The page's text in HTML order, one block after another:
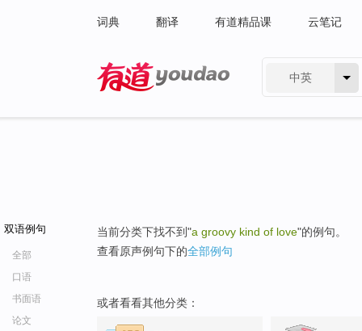
词典 翻译 有道精品课 云笔记
中英
双语例句
全部
口语
书面语
论文
当前分类下找不到"a groovy kind of love"的例句。
查看原声例句下的全部例句
或者看看其他分类：